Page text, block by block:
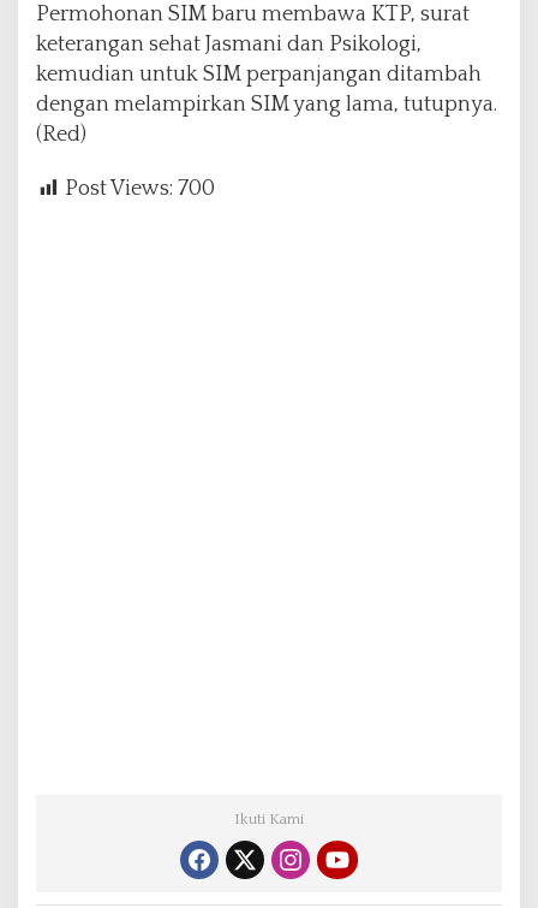
Permohonan SIM baru membawa KTP, surat
keterangan sehat Jasmani dan Psikologi,
kemudian untuk SIM perpanjangan ditambah
dengan melampirkan SIM yang lama, tutupnya.
(Red)
Post Views: 700
Ikuti Kami